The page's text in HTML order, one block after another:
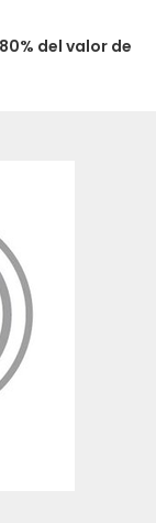
del valor de